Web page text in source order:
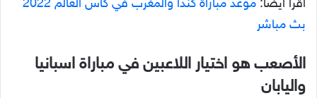
اقرأ أيضًا:
موعد مباراة كندا والمغرب في كأس العالم 2022
بث مباشر
الأصعب هو اختيار اللاعبين في مباراة اسبانيا
واليابان